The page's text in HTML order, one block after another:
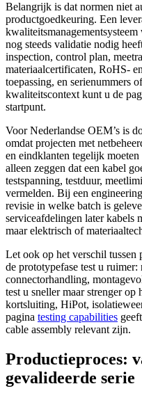
Belangrijk is dat normen niet
productgoedkeuring. Een
nog steeds validatie nodig
inspection, control plan,
materiaalcertificaten, RoHS-
toepassing, en serienummers
kwaliteitscontext kunt u de
startpunt.
Voor Nederlandse OEM’s is
omdat projecten met
en eindklanten tegelijk
alleen zeggen dat een kabel
testspanning, testduur,
vermelden. Bij een
revisie in welke batch is
serviceafdelingen later kabels
maar elektrisch of
Let ook op het verschil tussen
de prototypefase test u
connectorhandling,
test u sneller maar strenger
kortsluiting, HiPot,
pagina testing capabilities
cable assembly relevant zijn.
Productieproces:
gevalideerde serie